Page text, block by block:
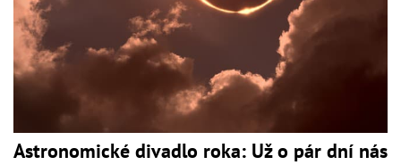
Astronomické divadlo roka: Už o pár dní nás